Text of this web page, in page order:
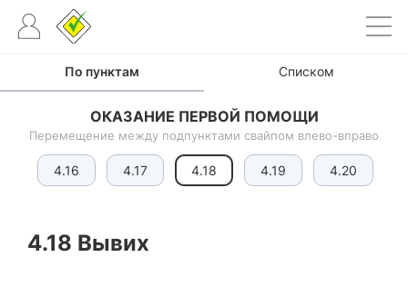
По пунктам Списком
ОКАЗАНИЕ ПЕРВОЙ ПОМОЩИ
Перемещение между подпунктами свайпом влево-вправо
4.16 4.17 4.18 4.19 4.20
4.18 Вывих